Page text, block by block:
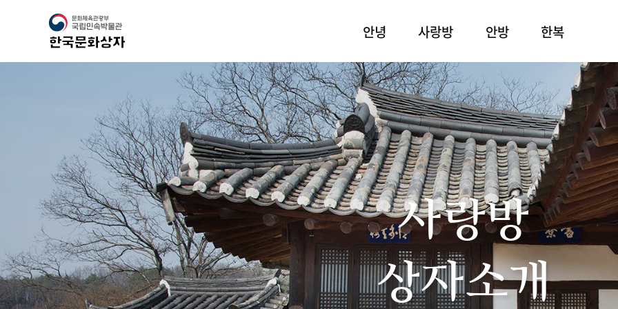
안녕 사랑방 안방 한복
사랑방
상자소개